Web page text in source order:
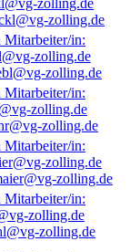
zolling.de
zolling.de
zolling.de
zolling.de
zolling.de